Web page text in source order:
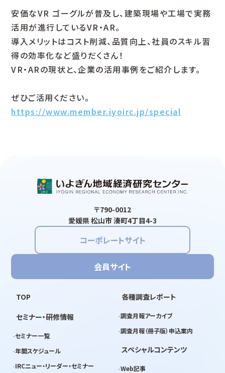
安価なVR ゴーグルが普及し、建築現場や工場で実務
活用が進行しているVR・AR。
導入メリットはコスト削減、品質向上、社員のスキル習
得の効率化など盛りだくさん！
VR・ARの現状と、企業の活用事例をご紹介します。
ぜひご活用ください。
https://www.member.iyoirc.jp/special
〒790-0012
愛媛県 松山市 湊町4丁目4-3
コーポレートサイト
会員サイト
TOP
セミナー・研修情報
セミナー一覧
年間スケジュール
IRCニュー・リーダー・セミナー
各種調査レポート
調査月報アーカイブ
調査月報（冊子版）申込案内
スペシャルコンテンツ
Web記事